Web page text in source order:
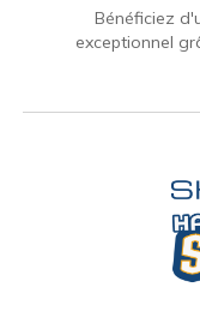
Bénéficiez
exceptionnel